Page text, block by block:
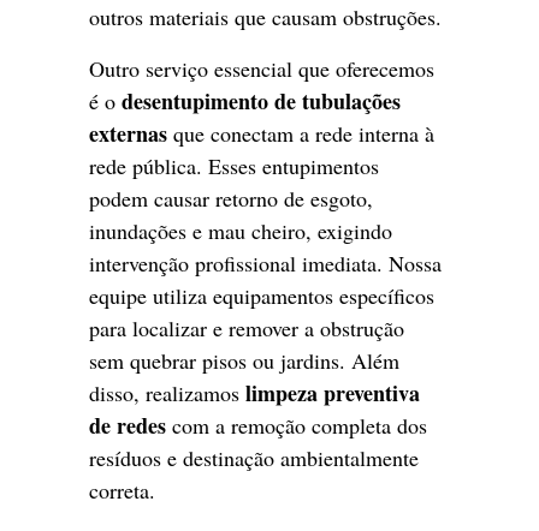
outros materiais que causam obstruções.
Outro serviço essencial que oferecemos
é o desentupimento de tubulações
externas que conectam a rede interna à
rede pública. Esses entupimentos
podem causar retorno de esgoto,
inundações e mau cheiro, exigindo
intervenção profissional imediata. Nossa
equipe utiliza equipamentos específicos
para localizar e remover a obstrução
sem quebrar pisos ou jardins. Além
disso, realizamos limpeza preventiva
de redes com a remoção completa dos
resíduos e destinação ambientalmente
correta.